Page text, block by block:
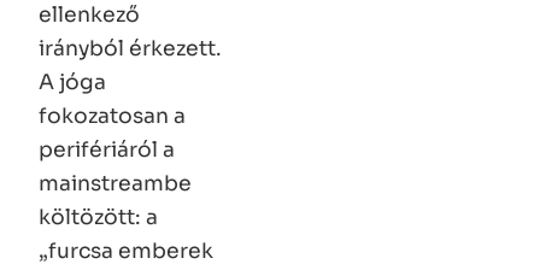
ellenkező
irányból érkezett.
A jóga
fokozatosan a
perifériáról a
mainstreambe
költözött: a
„furcsa emberek